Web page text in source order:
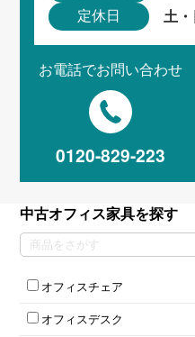
定休日 土
お電話でお問い合わせ
0120-829-223
中古オフィス家具を探す
オフィスチェア
肘無しチェア
オフィスデスク